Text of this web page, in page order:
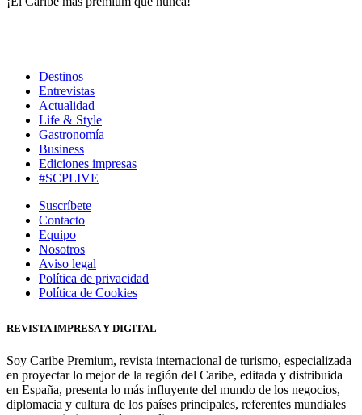
Destinos
Entrevistas
Actualidad
Life & Style
Gastronomía
Business
Ediciones impresas
#SCPLIVE
Suscríbete
Contacto
Equipo
Nosotros
Aviso legal
Política de privacidad
Política de Cookies
REVISTA IMPRESA Y DIGITAL
Soy Caribe Premium, revista internacional de turismo, especializada
en proyectar lo mejor de la región del Caribe, editada y distribuida
en España, presenta lo más influyente del mundo de los negocios,
diplomacia y cultura de los países principales, referentes mundiales